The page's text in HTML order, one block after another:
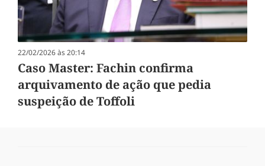
22/02/2026 às 20:14
Caso Master: Fachin confirma
arquivamento de ação que pedia
suspeição de Toffoli